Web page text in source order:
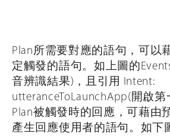
Plan所需要對應的語句，可以
定觸發的語句。如上圖的
音辨識結果)，且引用 Intent:
utteranceToLaunchApp(開啟
Plan被觸發時的回應，可藉由
產生回應使用者的語句。如下